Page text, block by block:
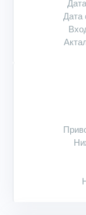
Дата